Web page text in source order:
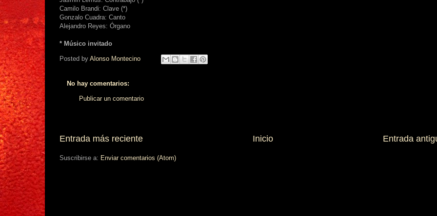
Camilo Brandi: Clave (*)
Gonzalo Cuadra: Canto
Alejandro Reyes: Órgano
* Músico invitado
Posted by Alonso Montecino
No hay comentarios:
Publicar un comentario
Entrada más reciente Entrada
Inicio
Suscribirse a: Enviar comentarios (Atom)